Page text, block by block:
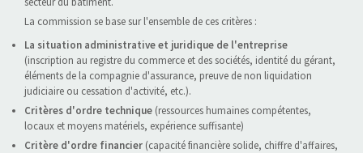
La commission se base sur l'ensemble de ces critères :
La situation administrative et juridique de l'entreprise
(inscription au registre du commerce et des sociétés, identité du gérant,
éléments de la compagnie d'assurance, preuve de non liquidation
judiciaire ou cessation d'activité, etc.).
Critères d'ordre technique (ressources humaines compétentes,
locaux et moyens matériels, expérience suffisante)
Critère d'ordre financier (capacité financière solide, chiffre d'affaires,